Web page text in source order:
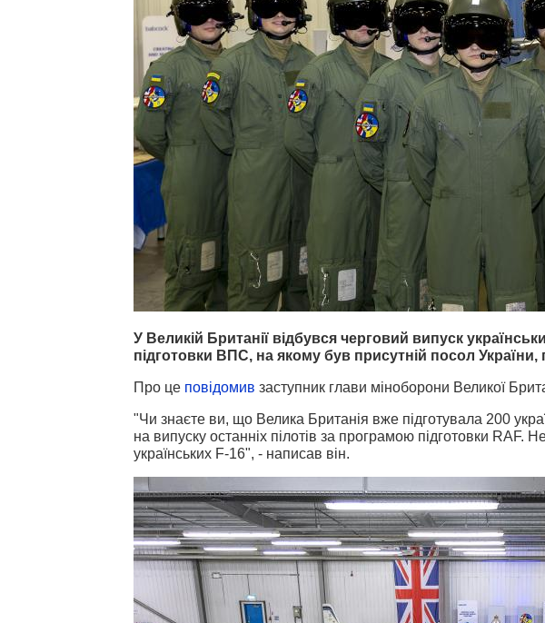
У Великій Британії відбувся черговий випуск
підготовки ВПС, на якому був присутній посол
Про це повідомив заступник глави міноборони Великої
"Чи знаєте ви, що Велика Британія вже підготувала 200
на випуску останніх пілотів за програмою підготовки RAF.
українських F-16", - написав він.